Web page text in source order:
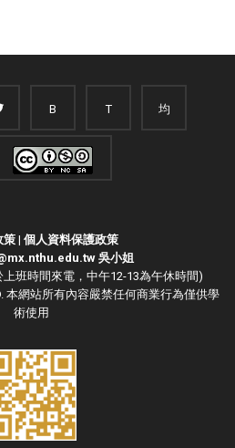
B T 均
策| 個人資料保護政策
吳小姐
班時間來電，中午12-13為午休時間)
本網站所有內容嚴禁任何商業行為僅供學
術使用